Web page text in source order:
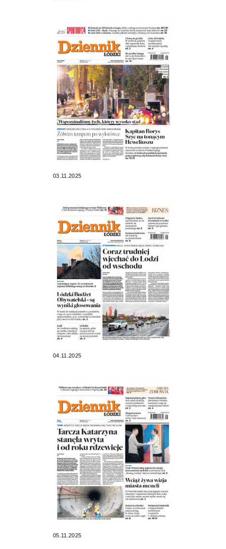
03.11.2025
04.11.2025
05.11.2025